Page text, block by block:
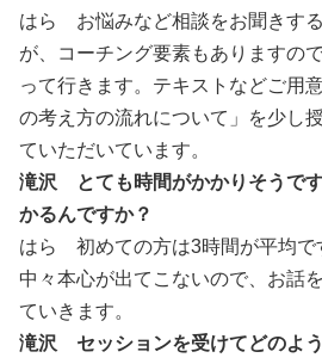
はら お悩みなど相談をお聞きす
が、コーチング要素もありますの
って行きます。テキストなどご用
の考え方の流れについて」を少し
ていただいています。
滝沢 とても時間がかかりそうで
かるんですか？
はら 初めての方は3時間が平均で
中々本心が出てこないので、お話
ていきます。
滝沢 セッションを受けてどのよ